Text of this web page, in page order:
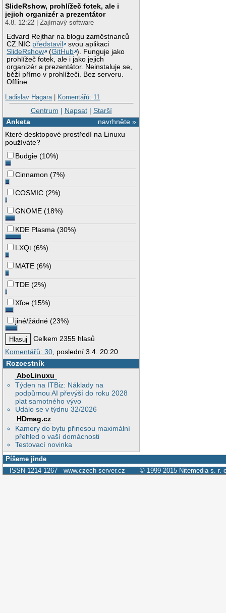
SlideRshow, prohlížeč fotek, ale i
jejich organizér a prezentátor
4.8. 12:22 | Zajímavý software
Edvard Rejthar na blogu zaměstnanců
CZ.NIC představil
svou aplikaci
SlideRshow
(GitHub ). Funguje jako
prohlížeč fotek, ale i jako jejich
organizér a prezentátor. Neinstaluje se,
běží přímo v prohlížeči. Bez serveru.
Offline.
Ladislav Hagara| Komentářů: 11
Centrum | Napsat| Starší
navrhněte »
Anketa
Které desktopové prostředí na Linuxu
používáte?
Budgie (10%)
Cinnamon (7%)
COSMIC (2%)
GNOME (18%)
KDE Plasma (30%)
LXQt (6%)
MATE (6%)
TDE (2%)
Xfce (15%)
jiné/žádné (23%)
Celkem 2355 hlasů
Komentářů: 30 , poslední 3.4. 20:20
Rozcestník
AbcLinuxu
Týden na ITBiz: Náklady na
podpůrnou AI převýší do roku 2028
plat samotného vývo
Událo se v týdnu 32/2026
HDmag.cz
Kamery do bytu přinesou maximální
přehled o vaší domácnosti
Testovací novinka
Píšeme jinde
ISSN 1214-1267 www.czech-server.cz © 1999-2015 Nitemedia s. r.